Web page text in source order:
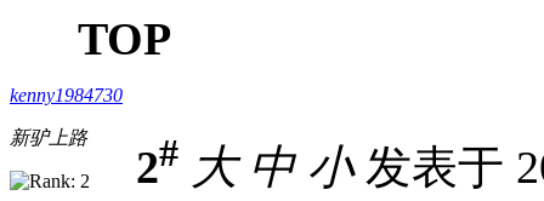
TOP
kenny1984730
新驴上路
2# 大 中 小发表于